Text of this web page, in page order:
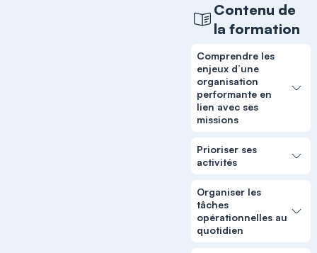
Contenu de
la formation
Comprendre les
enjeux d’une
organisation
performante en
lien avec ses
missions
Prioriser ses
activités
Organiser les
tâches
opérationnelles au
quotidien